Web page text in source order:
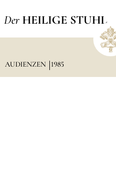
Der HEILIGE STUHL
AUDIENZEN 1985